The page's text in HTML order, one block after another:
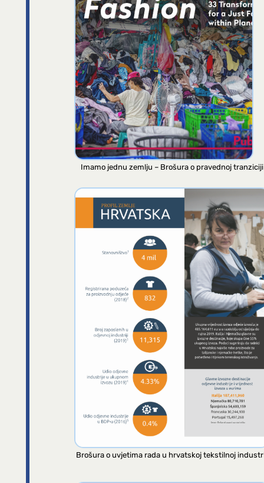
Imamo jednu zemlju – Brošura o pravednoj tranziciji
Brošura o uvjetima rada u hrvatskoj tekstilnoj